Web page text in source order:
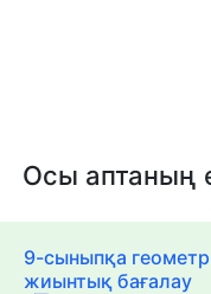
Осы аптаның
9-сыныпқа
жиынтық бағалау